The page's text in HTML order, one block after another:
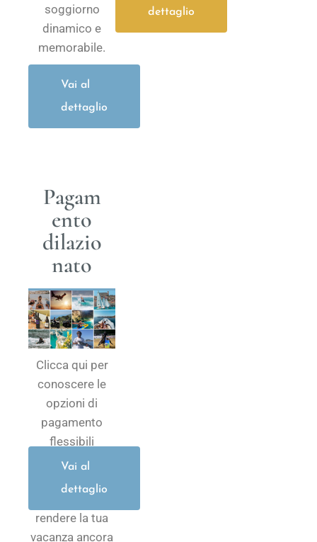
soggiorno
dinamico e
memorabile.
Vai al
dettaglio
dettaglio
Pagam
ento
dilazio
nato
Clicca qui per
conoscere le
opzioni di
pagamento
flessibili
pensate per
prenotazione e
rendere la tua
vacanza ancora
Vai al
dettaglio